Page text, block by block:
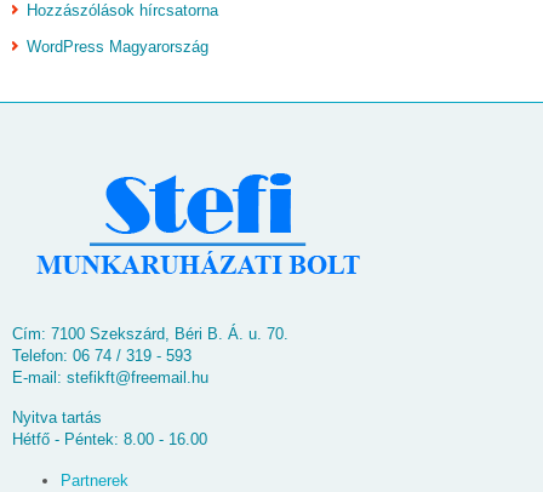
Hozzászólások hírcsatorna
WordPress Magyarország
Cím: 7100 Szekszárd, Béri B. Á. u. 70.
Telefon: 06 74 / 319 - 593
E-mail: stefikft@freemail.hu
Nyitva tartás
Hétfő - Péntek: 8.00 - 16.00
Partnerek